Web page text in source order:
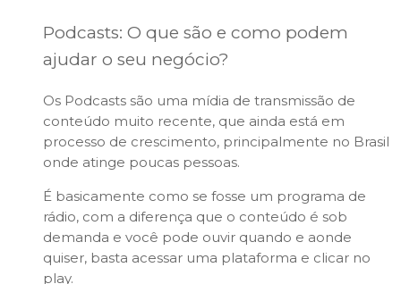
Podcasts: O que são e como podem
ajudar o seu negócio?
Os Podcasts são uma mídia de transmissão de
conteúdo muito recente, que ainda está em
processo de crescimento, principalmente no Brasil
onde atinge poucas pessoas.
É basicamente como se fosse um programa de
rádio, com a diferença que o conteúdo é sob
demanda e você pode ouvir quando e aonde
quiser, basta acessar uma plataforma e clicar no
play.